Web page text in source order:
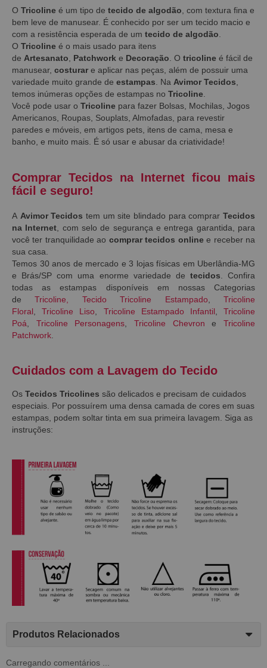
O Tricoline é um tipo de tecido de algodão , com textura fina e
bem leve de manusear. É conhecido por ser um tecido macio e
com a resistência esperada de um tecido de algodão
O Tricoline é o mais usado para itens
de Artesanato Patchwork e Decoração . O tricoline é fácil de
manusear, costurar e aplicar nas peças, além de possuir uma
variedade muito grande de estampas . Na Avimor Tecidos
temos inúmeras opções de estampas no Tricoline
Você pode usar o Tricoline para fazer Bolsas, Mochilas, Jogos
Americanos, Roupas, Souplats, Almofadas, para revestir
paredes e móveis, em artigos pets, itens de cama, mesa e
banho, e muito mais. É só usar e abusar da criatividade!
Comprar Tecidos na Internet ficou mais
fácil e seguro!
A Avimor Tecidos tem um site blindado para comprarTecidos
na Internet , com selo de segurança e entrega garantida, para
você ter tranquilidade ao comprar tecidos onlinee receber na
sua casa.
Temos 30 anos de mercado e 3 lojas físicas em Uberlândia-MG
e Brás/SP com uma enorme variedade de tecidos . Confira
todas as estampas disponíveis em nossas Categorias
deTricoline Tecido Tricoline Estampado ,Tricoline
Floral ,Tricoline Liso Tricoline Estampado Infantil ,Tricoline
Poá
Tricoline Personagens ,Tricoline Chevron eTricoline
Patchwork
Cuidados com a Lavagem do Tecido
Os Tecidos Tricolines são delicados e precisam de cuidados
especiais. Por possuírem uma densa camada de cores em suas
estampas, podem soltar tinta em sua primeira lavagem. Siga as
instruções:
Produtos Relacionados
Carregando comentários ...